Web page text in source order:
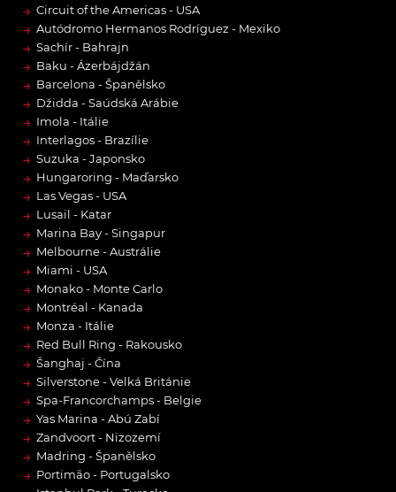
→ Circuit of the Americas - USA
→ Autódromo Hermanos Rodríguez - Mexiko
→ Sachír - Bahrajn
→ Baku - Ázerbájdžán
→ Barcelona - Španělsko
→ Džidda - Saúdská Arábie
→ Imola - Itálie
→ Interlagos - Brazílie
→ Suzuka - Japonsko
→ Hungaroring - Maďarsko
→ Las Vegas - USA
→ Lusail - Katar
→ Marina Bay - Singapur
→ Melbourne - Austrálie
→ Miami - USA
→ Monako - Monte Carlo
→ Montréal - Kanada
→ Monza - Itálie
→ Red Bull Ring - Rakousko
→ Šanghaj - Čína
→ Silverstone - Velká Británie
→ Spa-Francorchamps - Belgie
→ Yas Marina - Abú Zabí
→ Zandvoort - Nizozemí
→ Madring - Španělsko
→ Portimão - Portugalsko